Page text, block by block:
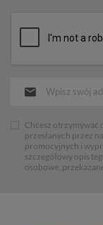
Chcesz otrzymywać
przesłanych przez
promocyjnych i
szczegółowy opis
osobowe,